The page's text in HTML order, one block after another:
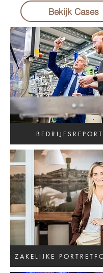
Bekijk Cases
ZAKELIJKE